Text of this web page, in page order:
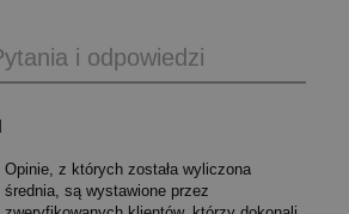
i odpowiedzi
Opinie, z których została wyliczona
średnia, są wystawione przez